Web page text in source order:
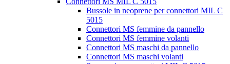
Bussole in neoprene per connettori MIL C
5015
Connettori MS femmine da pannello
Connettori MS femmine volanti
Connettori MS maschi da pannello
Connettori MS maschi volanti